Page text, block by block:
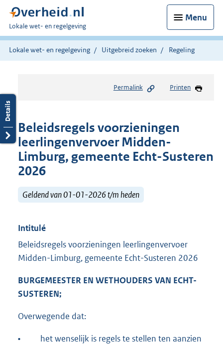
Menu
U
bent
hier:
Lokale wet- en regelgeving
Lokale wet- en regelgeving Uitgebreid zoeken Regeling
Permalink Printen
Beleidsregels voorzieningen
leerlingenvervoer Midden-
Limburg, gemeente Echt-Susteren
2026
Geldend van 01-01-2026 t/m heden
Intitulé
Beleidsregels voorzieningen leerlingenvervoer
Midden-Limburg, gemeente Echt-Susteren 2026
BURGEMEESTER EN WETHOUDERS VAN ECHT-
SUSTEREN;
Overwegende dat:
•
het wenselijk is regels te stellen ten aanzien